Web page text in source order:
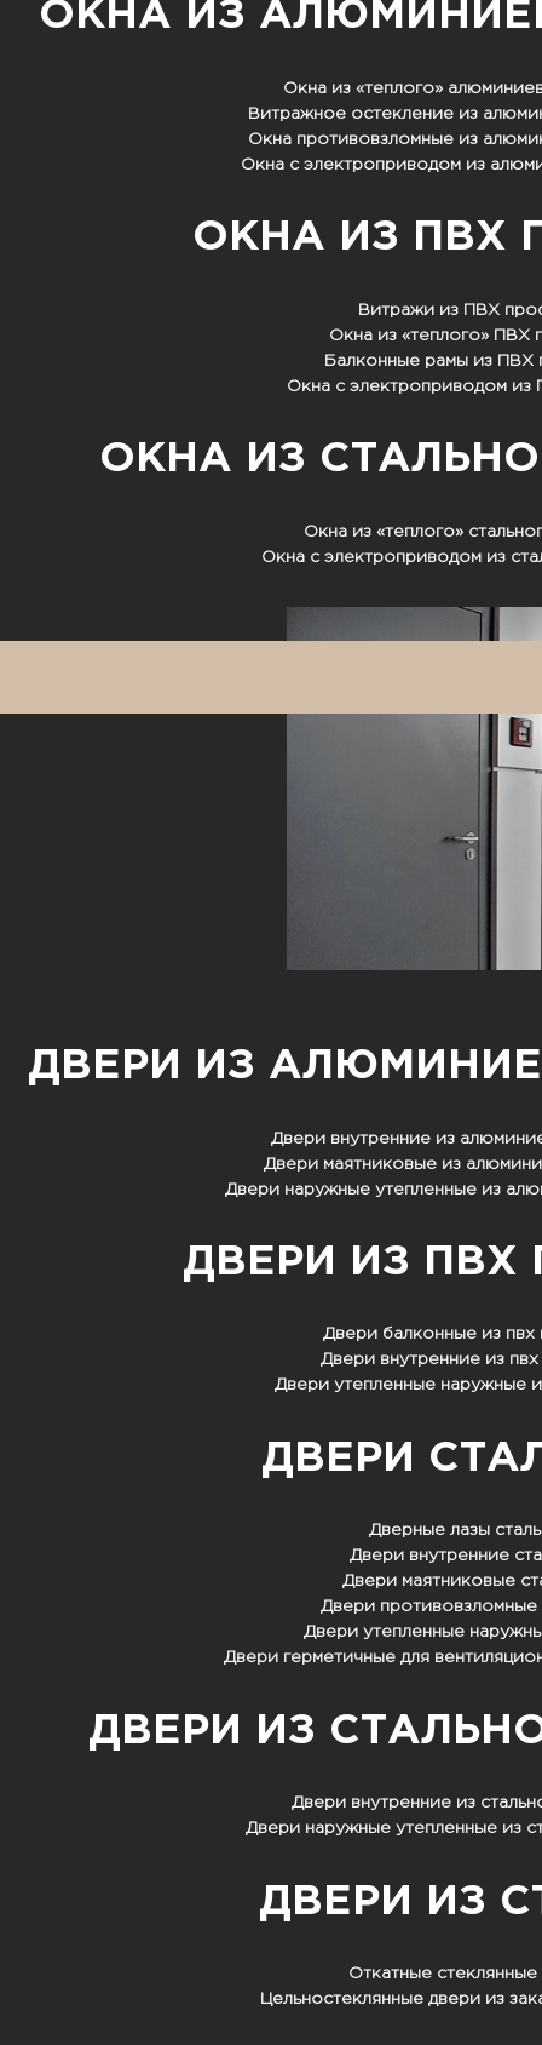
ОКНА ИЗ
Окна из «теплого»
Витражное остекление из
Окна противовзломные из
Окна с электроприводом из
ОКНА ИЗ ПВХ
Витражи из ПВХ
Окна из «теплого» ПВХ
Балконные рамы из ПВХ
Окна с электроприводом
ОКНА ИЗ
Окна из «теплого»
Окна с электроприводом из
ДВЕРИ ИЗ
Двери внутренние из
Двери маятниковые из
Двери наружные утепленные из
ДВЕРИ ИЗ ПВХ
Двери балконные из
Двери внутренние из
Двери утепленные наружные
ДВЕРИ
Дверные лазы
Двери внутренние
Двери маятниковые
Двери противовзломные
Двери утепленные
Двери герметичные для
ДВЕРИ ИЗ
Двери внутренние из
Двери наружные утепленные из
ДВЕРИ ИЗ
Откатные стеклянные
Цельностеклянные двери из